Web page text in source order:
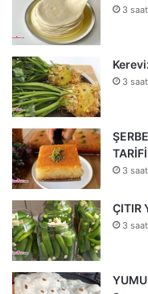
3
3
TARİFİ
3
ÇITIR
3